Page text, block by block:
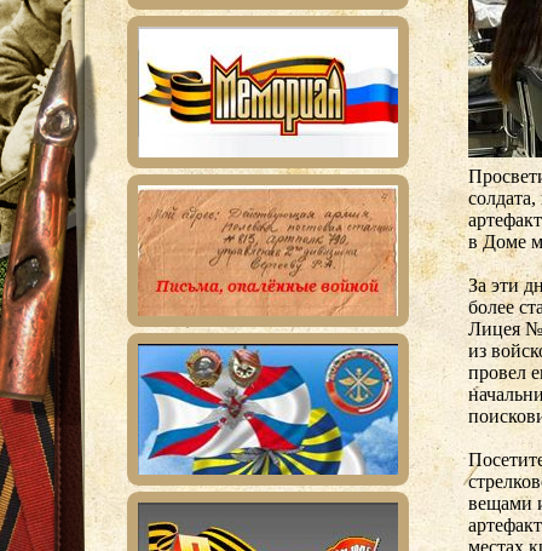
в Доме
За эти
более
Лицея №
из
провел
вещами
местах